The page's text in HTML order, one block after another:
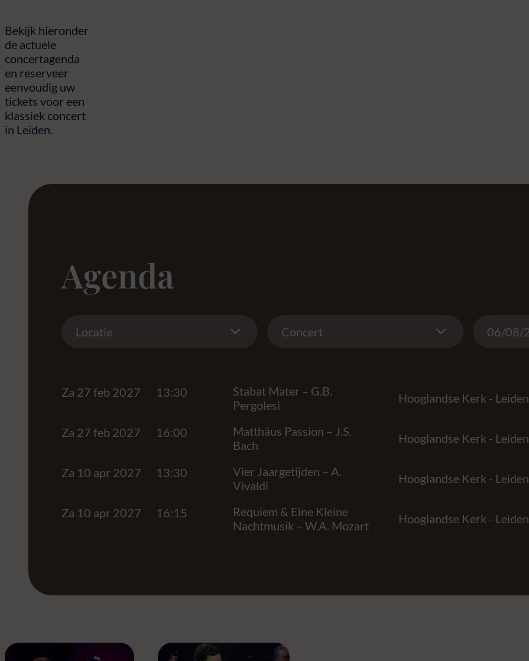
Bekijk hieronder
de actuele
concertagenda
en reserveer
eenvoudig uw
tickets voor een
klassiek concert
in Leiden.
Agenda
Locatie Concert
Za 27 feb 2027 13:30
Stabat Mater – G.B.
Pergolesi
Hooglandse Kerk - Leiden
Za 27 feb 2027 16:00
Matthäus Passion – J.S.
Bach
Hooglandse Kerk - Leiden
Za 10 apr 2027 13:30
Vier Jaargetijden – A.
Vivaldi
Hooglandse Kerk - Leiden
Za 10 apr 2027 16:15
Requiem & Eine Kleine
Nachtmusik – W.A. Mozart
Hooglandse Kerk - Leiden